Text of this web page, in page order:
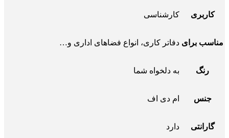
کاربری کارشناسی
مناسب برای دفاتر کاری، انواع فضاهای اداری و…
رنگ به دلخواه شما
جنس ام دی اف
گارانتی دارد